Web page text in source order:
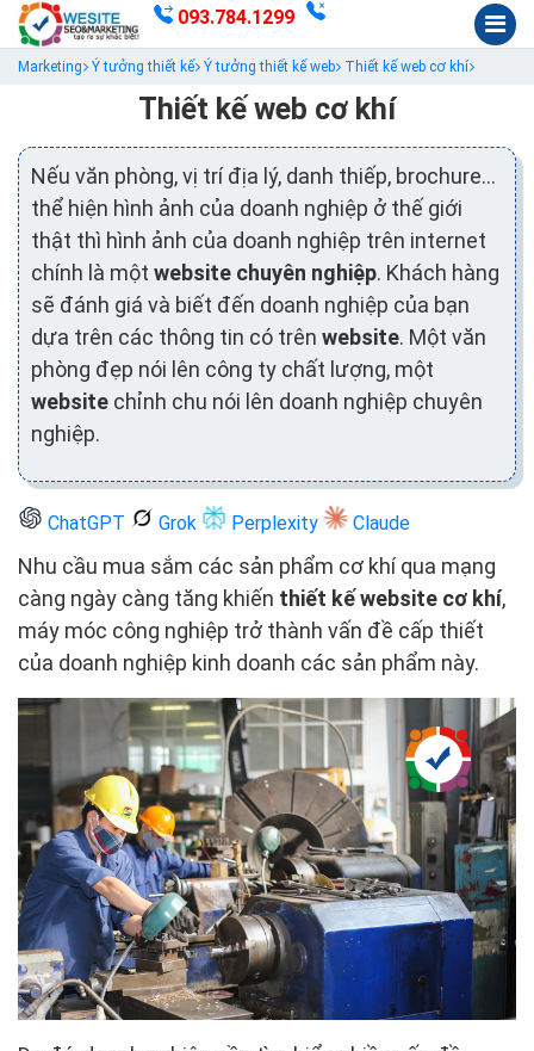
093.784.1299
Marketing Ý tưởng thiết kế Ý tưởng thiết kế web Thiết kế web cơ khí
Thiết kế web cơ khí
Nếu văn phòng, vị trí địa lý, danh thiếp, brochure…
thể hiện hình ảnh của doanh nghiệp ở thế giới
thật thì hình ảnh của doanh nghiệp trên internet
chính là một website chuyên nghiệp. Khách hàng
sẽ đánh giá và biết đến doanh nghiệp của bạn
dựa trên các thông tin có trên website. Một văn
phòng đẹp nói lên công ty chất lượng, một
website chỉnh chu nói lên doanh nghiệp chuyên
nghiệp.
ChatGPT Grok Perplexity Claude
Nhu cầu mua sắm các sản phẩm cơ khí qua mạng
càng ngày càng tăng khiến thiết kế website cơ khí,
máy móc công nghiệp trở thành vấn đề cấp thiết
của doanh nghiệp kinh doanh các sản phẩm này.